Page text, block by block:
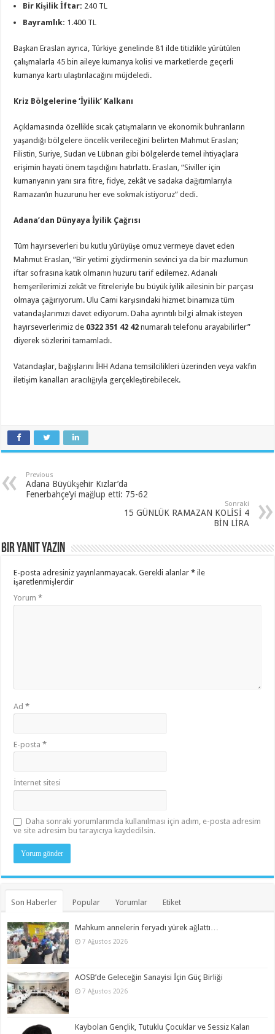
Bir Kişilik İftar: 240 TL
Bayramlık: 1.400 TL
Başkan Eraslan ayrıca, Türkiye genelinde 81 ilde titizlikle yürütülen
çalışmalarla 45 bin aileye kumanya kolisi ve marketlerde geçerli
kumanya kartı ulaştırılacağını müjdeledi.
Kriz Bölgelerine ‘İyilik’ Kalkanı
Açıklamasında özellikle sıcak çatışmaların ve ekonomik buhranların
yaşandığı bölgelere öncelik verileceğini belirten Mahmut Eraslan;
Filistin, Suriye, Sudan ve Lübnan gibi bölgelerde temel ihtiyaçlara
erişimin hayati önem taşıdığını hatırlattı. Eraslan, “Siviller için
kumanyanın yanı sıra fitre, fidye, zekât ve sadaka dağıtımlarıyla
Ramazan’ın huzurunu her eve sokmak istiyoruz” dedi.
Adana’dan Dünyaya İyilik Çağrısı
Tüm hayırseverleri bu kutlu yürüyüşe omuz vermeye davet eden
Mahmut Eraslan, “Bir yetimi giydirmenin sevinci ya da bir mazlumun
iftar sofrasına katık olmanın huzuru tarif edilemez. Adanalı
hemşerilerimizi zekât ve fitreleriyle bu büyük iyilik ailesinin bir parçası
olmaya çağırıyorum. Ulu Cami karşısındaki hizmet binamıza tüm
vatandaşlarımızı davet ediyorum. Daha ayrıntılı bilgi almak isteyen
hayırseverlerimiz de 0322 351 42 42 numaralı telefonu arayabilirler”
diyerek sözlerini tamamladı.
Vatandaşlar, bağışlarını İHH Adana temsilcilikleri üzerinden veya vakfın
iletişim kanalları aracılığıyla gerçekleştirebilecek.
Previous
Adana Büyükşehir Kızlar’da
Fenerbahçe’yi mağlup etti: 75-62
Sonraki
15 GÜNLÜK RAMAZAN KOLİSİ 4
BİN LİRA
Bir yanıt yazın
E-posta adresiniz yayınlanmayacak. Gerekli alanlar* ile
işaretlenmişlerdir
Yorum*
Ad*
E-posta*
İnternet sitesi
Daha sonraki yorumlarımda kullanılması için adım, e-posta adresim
ve site adresim bu tarayıcıya kaydedilsin.
Son Haberler Popular Yorumlar Etiket
Mahkum annelerin feryadı yürek ağlattı…
7 Ağustos 2026
AOSB’de Geleceğin Sanayisi İçin Güç Birliği
7 Ağustos 2026
Kaybolan Gençlik, Tutuklu Çocuklar ve Sessiz Kalan